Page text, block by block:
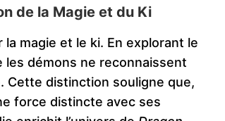
de la Magie et du Ki
magie et le ki. En explorant le
les démons ne reconnaissent
Cette distinction souligne que,
force distincte avec ses